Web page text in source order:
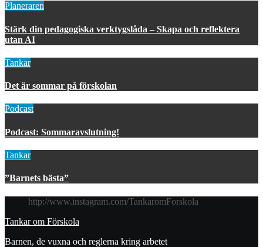
Planeraren
Stärk din pedagogiska verktygslåda – Skapa och reflektera
utan AI
Tankar
Det är sommar på förskolan
Podcast
Podcast: Sommaravslutning!
Tankar
”Barnets bästa”
http://www.instagram.com/TankaromForskola
Tankar om Förskola
Barnen, de vuxna och reglerna kring arbetet